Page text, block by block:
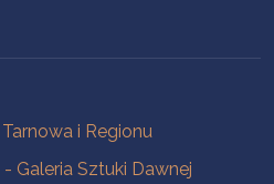
i Regionu
Galeria Sztuki Dawnej